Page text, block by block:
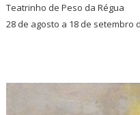
Teatrinho de Peso da Régua
28 de agosto a 18 de setembro